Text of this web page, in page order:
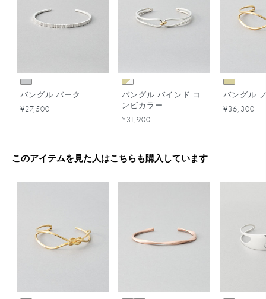
バングル バーク
¥27,500
バングル バインド コ
ンビカラー
¥31,900
バングル
¥36,300
このアイテムを見た人はこちらも購入しています